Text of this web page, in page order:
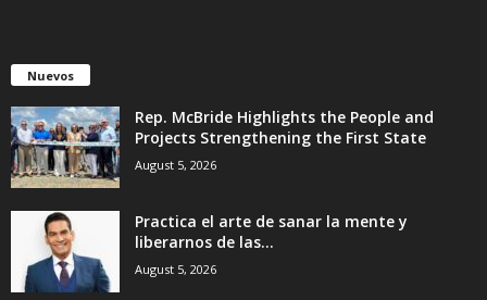
Nuevos
Rep. McBride Highlights the People and
Projects Strengthening the First State
August 5, 2026
Practica el arte de sanar la mente y
liberarnos de las...
August 5, 2026